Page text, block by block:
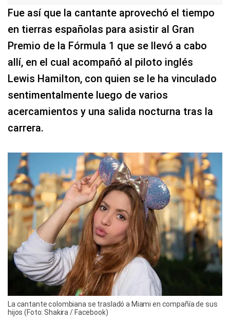
Fue así que la cantante aprovechó el tiempo
en tierras españolas para asistir al Gran
Premio de la Fórmula 1 que se llevó a cabo
allí, en el cual acompañó al piloto inglés
Lewis Hamilton, con quien se le ha vinculado
sentimentalmente luego de varios
acercamientos y una salida nocturna tras la
carrera.
La cantante colombiana se trasladó a Miami en compañía de sus
hijos (Foto: Shakira / Facebook)